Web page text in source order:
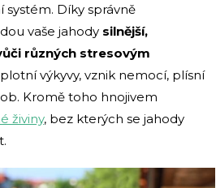
Díky správně
vaše jahody silnější,
různých stresovým
výkyvy, vznik nemocí, plísní
Kromě toho hnojivem
živiny, bez kterých se jahody